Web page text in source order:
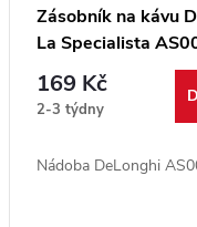
Zásobník na kávu
La Specialista
169 Kč
2-3 týdny
Nádoba DeLonghi